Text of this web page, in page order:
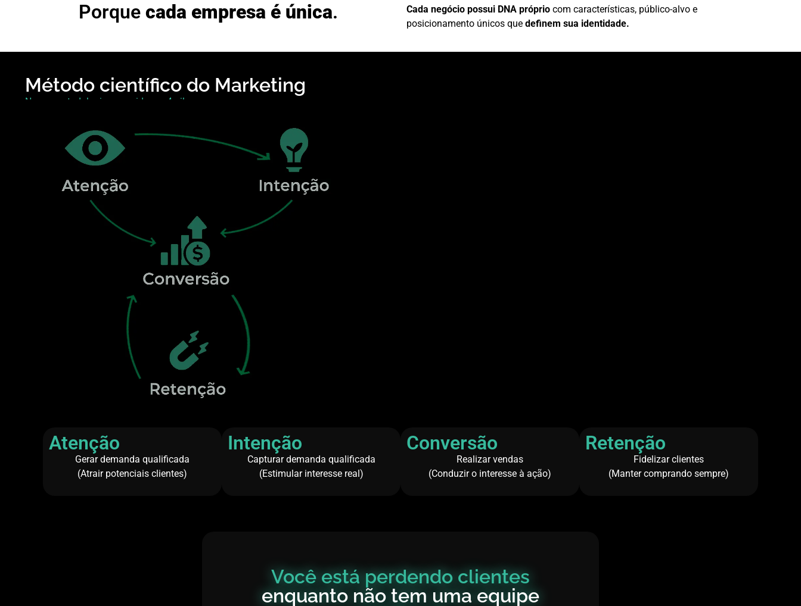
Porque cada empresa é única. Cada negócio possui DNA próprio com características, público-alvo e
posicionamento únicos que definem sua identidade.
Método científico do Marketing
Nossa metodologia resumida em 4 pilares
Atenção
Gerar demanda qualificada
(Atrair potenciais clientes)
Intenção
Capturar demanda qualificada
(Estimular interesse real)
Conversão
Realizar vendas
(Conduzir o interesse à ação)
Retenção
Fidelizar clientes
(Manter comprando sempre)
Você está perdendo clientes
enquanto não tem uma equipe